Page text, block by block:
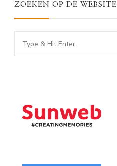
ZOEKEN OP DE WEBSITE
Looking
for